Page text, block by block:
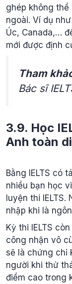
ghép không
ngoài. Ví dụ
Úc, Canada,…
mới được định
Tham
Bác sĩ
3.9. Học
Anh toàn
Bằng IELTS có
nhiều bạn học
luyện thi
nhập khi là
Kỳ thi IELTS
công nhận vô
sẽ là chứng chỉ
người khi thử
điểm cao trong